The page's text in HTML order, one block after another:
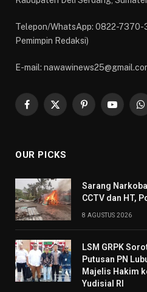
Telepon/WhatsApp: 0822-7370-
Pemimpin Redaksi)
E-mail:
Facebook
X
PinterestYouTube
OUR PICKS
Sarang
CCTV dan HT,
8 AGUSTUS 2026
LSM GRPK
Putusan PN
Majelis Hakim
Yudisial RI